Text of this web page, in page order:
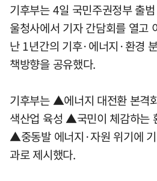
기후부는 4일 국민주권정부 출
울청사에서 기자 간담회를 열고
난 1년간의 기후·에너지·환경
책방향을 공유했다.
기후부는 ▲에너지 대전환 본격
색산업 육성 ▲국민이 체감하는
▲중동발 에너지·자원 위기에
과로 제시했다.